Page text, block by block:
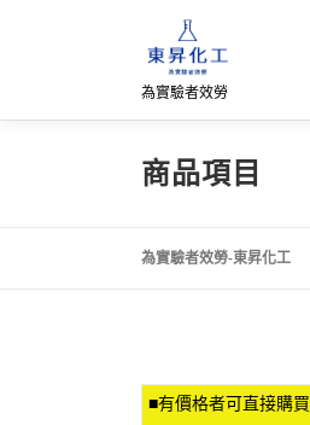
內
為實驗者效勞
商品項目
為實驗者效勞-東昇化工
■有價格者可直接購買